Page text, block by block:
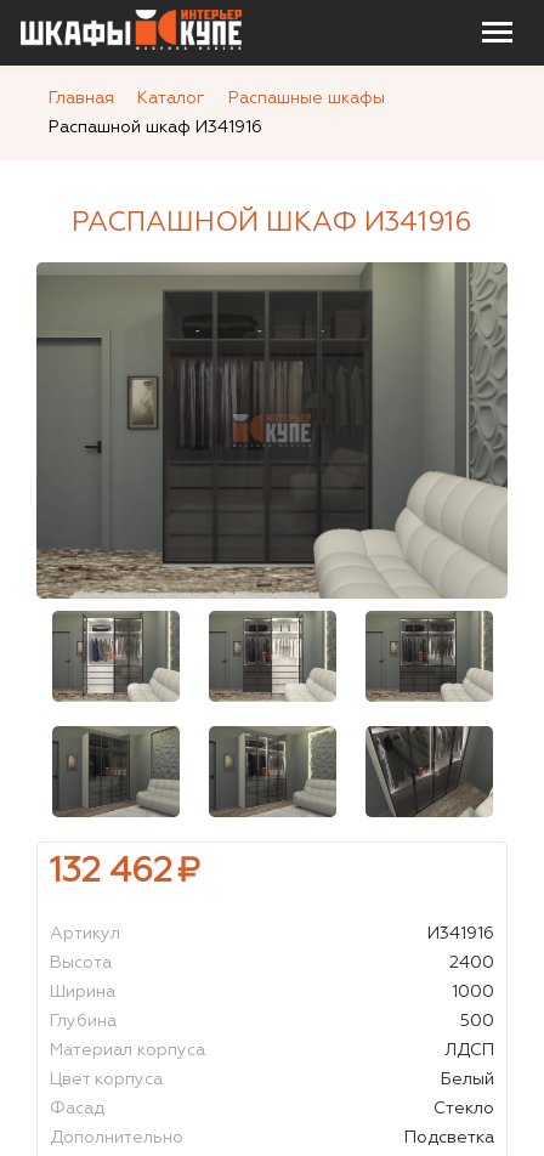
Главная Каталог
Распашные шкафы
Распашной шкаф И341916
РАСПАШНОЙ ШКАФ И341916
132 462₽
Артикул
И341916
Высота
2400
Ширина
1000
Глубина
500
Материал корпуса
ЛДСП
Цвет корпуса
Белый
Фасад
Стекло
Дополнительно
Подсветка